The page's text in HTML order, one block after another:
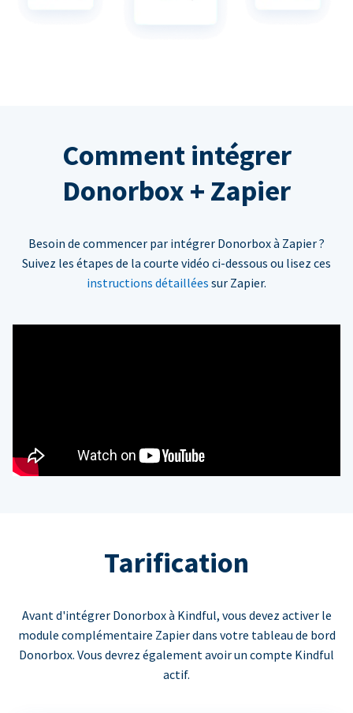
Comment intégrer
Donorbox + Zapier
Besoin de commencer par intégrer Donorbox à Zapier ?
Suivez les étapes de la courte vidéo ci-dessous ou lisez ces
instructions détaillées sur Zapier.
Tarification
Avant d'intégrer Donorbox à Kindful, vous devez activer le
module complémentaire Zapier dans votre tableau de bord
Donorbox. Vous devrez également avoir un compte Kindful
actif.